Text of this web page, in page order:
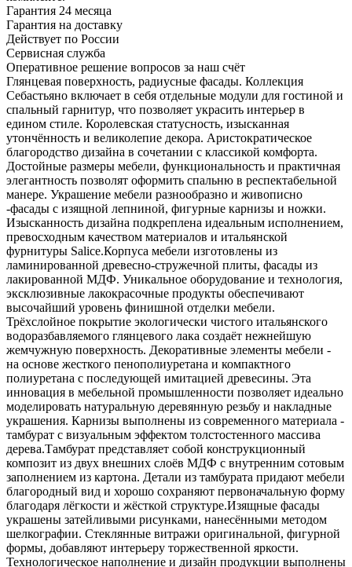
Гарантия 24 месяца
Гарантия на доставку
Действует по России
Сервисная служба
Оперативное решение вопросов за наш счёт
Глянцевая поверхность, радиусные фасады. Коллекция
Себастьяно включает в себя отдельные модули для гостиной и
спальный гарнитур, что позволяет украсить интерьер в
едином стиле. Королевская статусность, изысканная
утончённость и великолепие декора. Аристократическое
благородство дизайна в сочетании с классикой комфорта.
Достойные размеры мебели, функциональность и практичная
элегантность позволят оформить спальню в респектабельной
манере. Украшение мебели разнообразно и живописно
-фасады с изящной лепниной, фигурные карнизы и ножки.
Изысканность дизайна подкреплена идеальным исполнением,
превосходным качеством материалов и итальянской
фурнитуры Salice.Корпуса мебели изготовлены из
ламинированной древесно-стружечной плиты, фасады из
лакированной МДФ. Уникальное оборудование и технология,
эксклюзивные лакокрасочные продукты обеспечивают
высочайший уровень финишной отделки мебели.
Трёхслойное покрытие экологически чистого итальянского
водоразбавляемого глянцевого лака создаёт нежнейшую
жемчужную поверхность. Декоративные элементы мебели -
на основе жесткого пенополиуретана и компактного
полиуретана с последующей имитацией древесины. Эта
инновация в мебельной промышленности позволяет идеально
моделировать натуральную деревянную резьбу и накладные
украшения. Карнизы выполнены из современного материала -
тамбурат с визуальным эффектом толстостенного массива
дерева.Тамбурат представляет собой конструкционный
композит из двух внешних слоёв МДФ с внутренним сотовым
заполнением из картона. Детали из тамбурата придают мебели
благородный вид и хорошо сохраняют первоначальную форму
благодаря лёгкости и жёсткой структуре.Изящные фасады
украшены затейливыми рисунками, нанесёнными методом
шелкографии. Стеклянные витражи оригинальной, фигурной
формы, добавляют интерьеру торжественной яркости.
Технологическое наполнение и дизайн продукции выполнены